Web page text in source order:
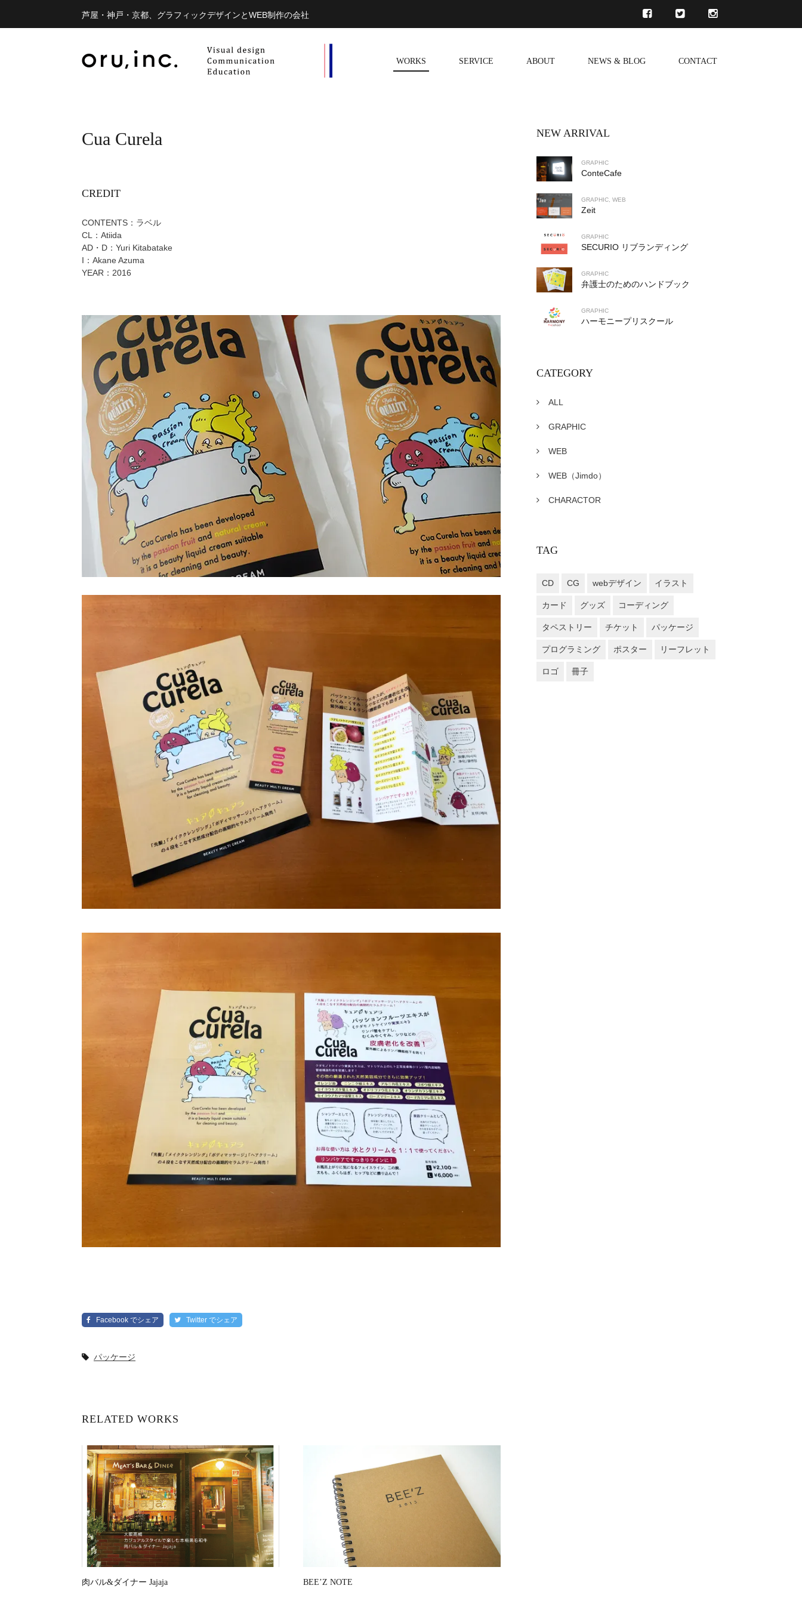
芦屋・神戸・京都、グラフィックデザインとWEB制作の会社
WORKS SERVICE ABOUT NEWS & BLOG CONTACT
Cua Curela
CREDIT
CONTENTS：ラベル
CL：Atiida
AD・D：Yuri Kitabatake
I：Akane Azuma
YEAR：2016
Facebook でシェア Twitter でシェア
パッケージ
RELATED WORKS
肉バル&ダイナー Jajaja BEE’Z NOTE
NEW ARRIVAL
GRAPHIC
ConteCafe
GRAPHIC, WEB
Zeit
GRAPHIC
SECURIO リブランディング
GRAPHIC
弁護士のためのハンドブック
GRAPHIC
ハーモニープリスクール
CATEGORY
ALL
GRAPHIC
WEB
WEB（Jimdo）
CHARACTOR
TAG
CD CG webデザイン イラスト
カード グッズ コーディング
タペストリー チケット パッケージ
プログラミング ポスター リーフレット
ロゴ 冊子